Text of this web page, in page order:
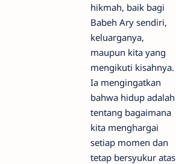
hikmah, baik bagi
Babeh Ary sendiri,
keluarganya,
maupun kita yang
mengikuti kisahnya.
Ia mengingatkan
bahwa hidup adalah
tentang bagaimana
kita menghargai
setiap momen dan
tetap bersyukur atas